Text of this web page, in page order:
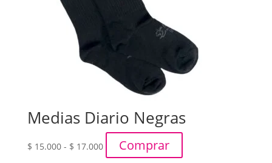
Medias Diario Negras
$ 15.000 - $ 17.000 Rango
de
Comprar